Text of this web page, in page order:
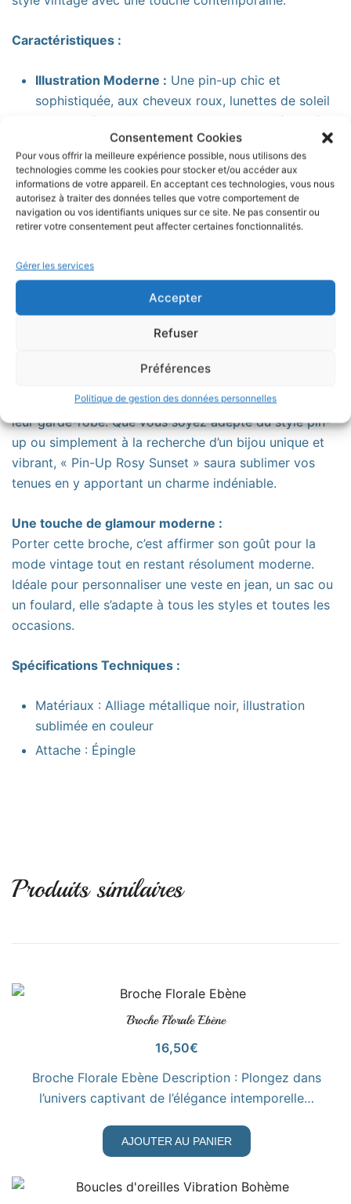
Consentement Cookies
Pour vous offrir la meilleure expérience possible, nous utilisons des
technologies comme les cookies pour stocker et/ou accéder aux
informations de votre appareil. En acceptant ces technologies, vous nous
autorisez à traiter des données telles que votre comportement de
navigation ou vos identifiants uniques sur ce site. Ne pas consentir ou
retirer votre consentement peut affecter certaines fonctionnalités.
Gérer les services
Accepter
Refuser
Préférences
Politique de gestion des données personnelles
Caractéristiques :
Illustration Moderne : Une pin-up chic et
sophistiquée, aux cheveux roux, lunettes de soleil
et t-shirt à motifs roses, symbolisant la féminité
avec un twist moderne.
Couleurs Vibrantes :Les couleurs éclatantes des
cheveux et des motifs floraux apportent une
fraîcheur et une vivacité qui attirent le regard.
Cadre Noir Élégant :Le cadre noir baroque,
l’illustration et apporte une touche intemporelle.
Environ 4,5 cm de hauteur et 3 cm
de largeur.
Pourquoi choisir la broche « Pin-Up Rosy Sunset » ?
cherchent à ajouter une touche de rétro moderne à
leur garde-robe. Que vous soyez adepte du style pin-
up ou simplement à la recherche d’un bijou unique et
vibrant, « Pin-Up Rosy Sunset » saura sublimer vos
tenues en y apportant un charme indéniable.
Une touche de glamour moderne :
Porter cette broche, c’est affirmer son goût pour la
mode vintage tout en restant résolument moderne.
Idéale pour personnaliser une veste en jean, un sac ou
un foulard, elle s’adapte à tous les styles et toutes les
occasions.
Spécifications Techniques :
Matériaux : Alliage métallique noir, illustration
sublimée en couleur
Attache : Épingle
Produits similaires
VOIR LE PRODUIT
Broche Florale Ebène
16,50€
Broche Florale Ebène Description : Plongez dans
l’univers captivant de l’élégance intemporelle…
AJOUTER AU PANIER